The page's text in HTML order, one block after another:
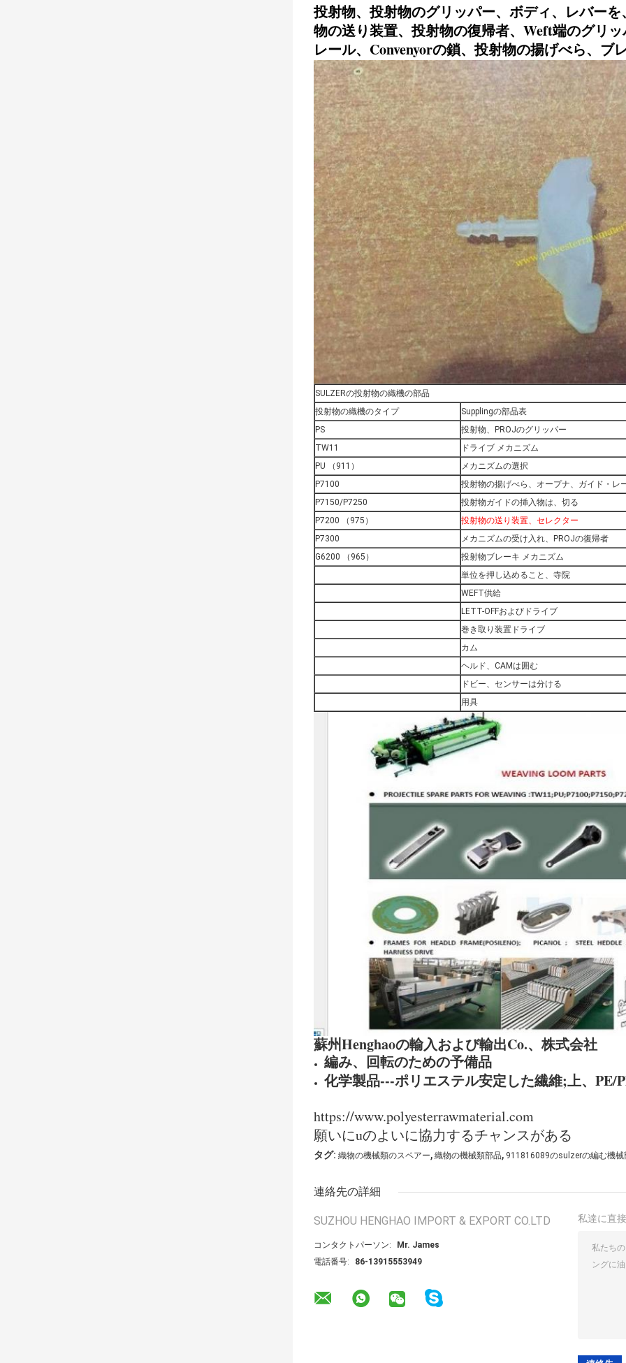
投射物、投射物のグリッパー、ボディ、レバー
物の送り装置、投射物の復帰者、Weft端のグリ
レール、Convenyorの鎖、投射物の揚げべら、ブ
SULZERの投射物の織機の部品
投射物の織機のタイプ
Supplingの部品表
PS
投射物、PROJのグリッパー
TW11
ドライブ メカニズム
PU （911）
メカニズムの選択
P7100
投射物の揚げべら、オープナ、ガイド・レ
P7150/P7250
投射物ガイドの挿入物は、切る
P7200 （975）
投射物の送り装置、セレクター
P7300
メカニズムの受け入れ、PROJの復帰者
G6200 （965）
投射物ブレーキ メカニズム
単位を押し込めること、寺院
WEFT供給
LETT-OFFおよびドライブ
巻き取り装置ドライブ
カム
ヘルド、CAMは囲む
ドビー、センサーは分ける
用具
蘇州Henghaoの輸入および輸出Co.、株式会社
編み、回転のための予備品
化学製品---ポリエステル安定した繊維;上、PE/
https://www.polyesterrawmaterial.com
願いにuのよいに協力するチャンスがある
タグ: 織物の機械類のスペアー, 織物の機械類部品, 911816089のsulzerの編む機械
連絡先の詳細
SUZHOU HENGHAO IMPORT & EXPORT CO.LTD
コンタクトパーソン:
Mr. James
電話番号:
86-13915553949
私達に直